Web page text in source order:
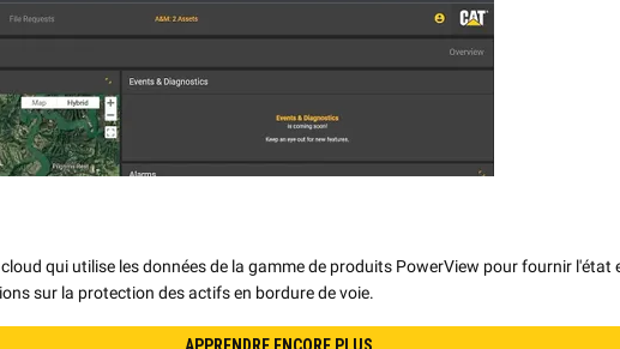
qui utilise les données de la gamme de produits PowerView pour fournir
sur la protection des actifs en bordure de voie.